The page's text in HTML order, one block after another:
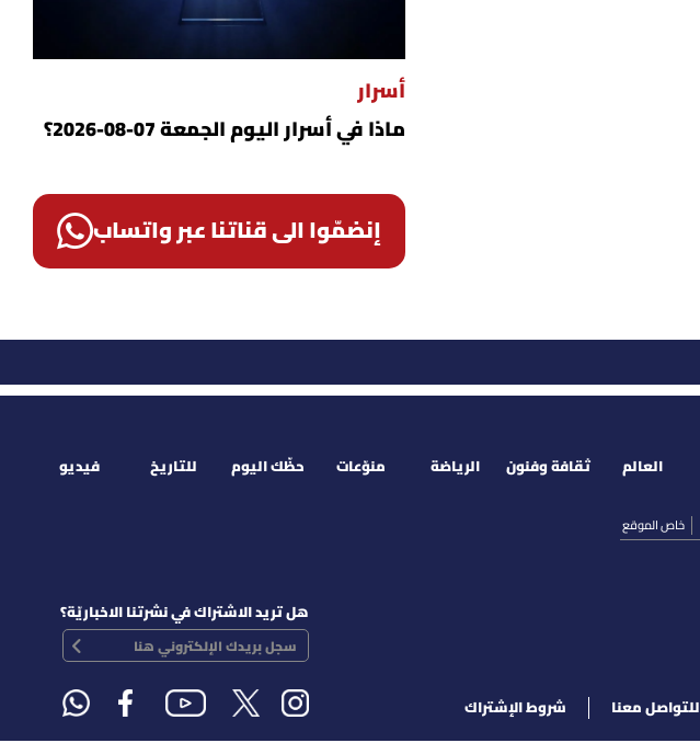
أسرار
ماذا في أسرار اليوم الجمعة 07-08-2026؟
إنضمّوا الى قناتنا عبر واتساب
خاص الموقع
العالم ثقافة وفنون الرياضة منوّعات حظّك اليوم للتاريخ فيديو
للتواصل معنا شروط الإشتراك
هل تريد الاشتراك في نشرتنا الاخباريّة؟